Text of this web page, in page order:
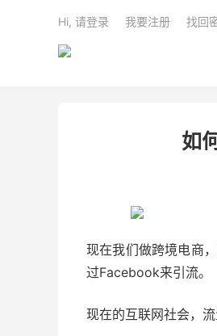
Hi, 请登录 我要注册 找回
如
现在我们做跨境电商
过Facebook来引流。
现在的互联网社会，流